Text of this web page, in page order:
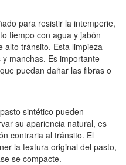
para resistir la intemperie,
tiempo con agua y jabón
alto tránsito. Esta limpieza
manchas. Es importante
puedan dañar las fibras o
sintético pueden
su apariencia natural, es
contraria al tránsito. El
la textura original del pasto,
se compacte.